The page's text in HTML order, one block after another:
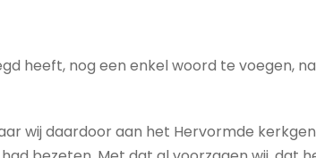
heeft, nog een enkel woord te voegen,
wij daardoor aan het Hervormde